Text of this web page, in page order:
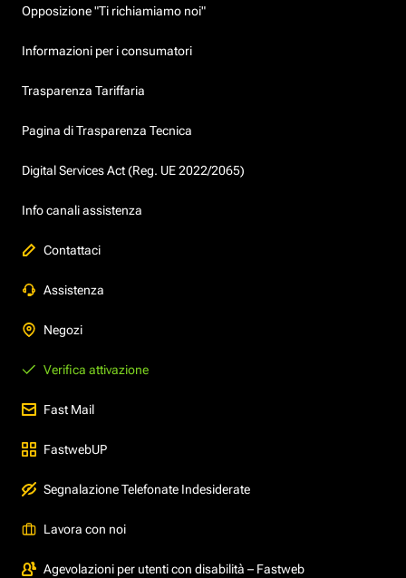
Opposizione "Ti richiamiamo noi"
Informazioni per i consumatori
Trasparenza Tariffaria
Pagina di Trasparenza Tecnica
Digital Services Act (Reg. UE 2022/2065)
Info canali assistenza
Contattaci
Assistenza
Negozi
Verifica attivazione
Fast Mail
FastwebUP
Segnalazione Telefonate Indesiderate
Lavora con noi
Agevolazioni per utenti con disabilità – Fastweb